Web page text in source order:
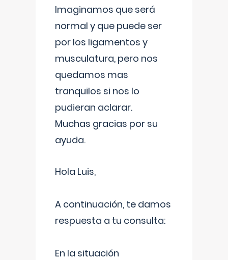
Imaginamos que será
normal y que puede ser
por los ligamentos y
musculatura, pero nos
quedamos mas
tranquilos si nos lo
pudieran aclarar.
Muchas gracias por su
ayuda.
Hola Luis,
A continuación, te damos
respuesta a tu consulta:
En la situación